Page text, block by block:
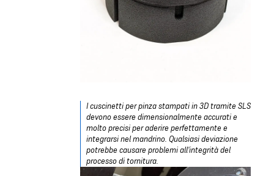
I cuscinetti per pinza stampati in 3D tramite SLS
devono essere dimensionalmente accurati e
molto precisi per aderire perfettamente e
integrarsi nel mandrino. Qualsiasi deviazione
potrebbe causare problemi all'integrità del
processo di tornitura.